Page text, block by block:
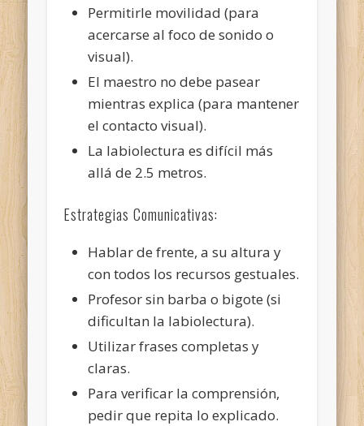
Permitirle movilidad (para
acercarse al foco de sonido o
visual).
El maestro no debe pasear
mientras explica (para mantener
el contacto visual).
La labiolectura es difícil más
allá de 2.5 metros.
Estrategias Comunicativas:
Hablar de frente, a su altura y
con todos los recursos gestuales.
Profesor sin barba o bigote (si
dificultan la labiolectura).
Utilizar frases completas y
claras.
Para verificar la comprensión,
pedir que repita lo explicado.